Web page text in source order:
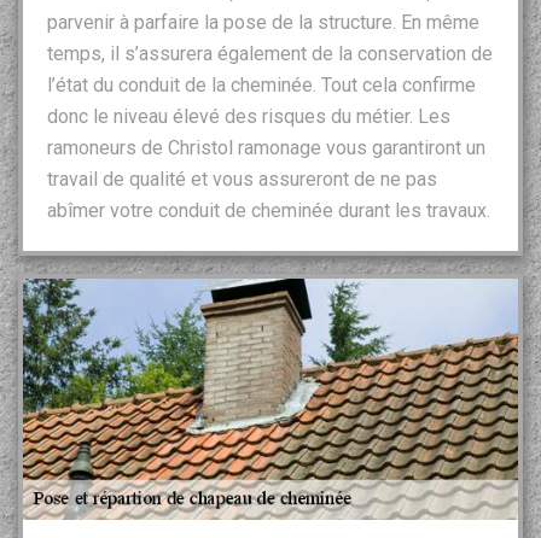
parvenir à parfaire la pose de la structure. En même
temps, il s’assurera également de la conservation de
l’état du conduit de la cheminée. Tout cela confirme
donc le niveau élevé des risques du métier. Les
ramoneurs de Christol ramonage vous garantiront un
travail de qualité et vous assureront de ne pas
abîmer votre conduit de cheminée durant les travaux.